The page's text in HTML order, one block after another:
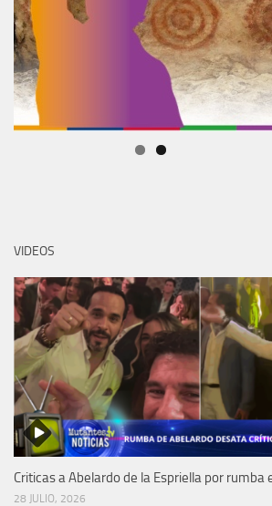
VIDEOS
Criticas a Abelardo de la Espriella por rumba
28 JULIO, 2026